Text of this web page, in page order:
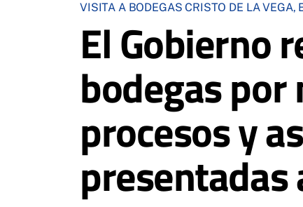
VISITA A BODEGAS CRISTO DE LA VEGA,
El Gobierno
bodegas
procesos y
presentadas